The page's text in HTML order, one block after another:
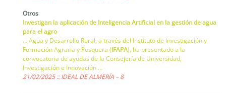
Otros
Investigan la aplicación de Inteligencia Artificial en la gestión de agua
para el agro
… Agua y Desarrollo Rural, a través del Instituto de Investigación y
Formación Agraria y Pesquera (IFAPA), ha presentado a la
convocatoria de ayudas de la Consejería de Universidad,
Investigación e Innovación …
21/02/2025 :: IDEAL DE ALMERÍA – 8